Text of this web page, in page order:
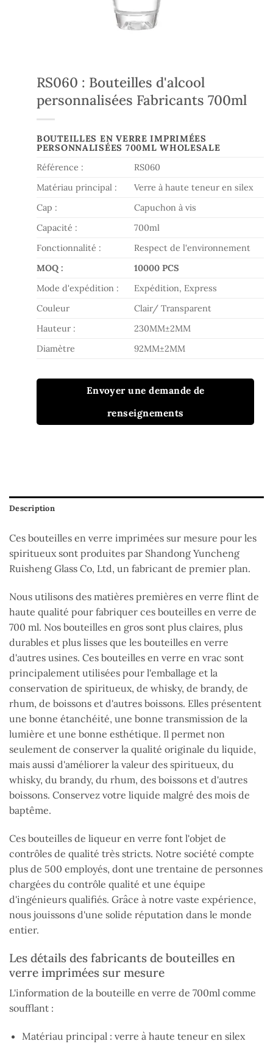
RS060 : Bouteilles d'alcool
personnalisées Fabricants 700ml
BOUTEILLES EN VERRE IMPRIMÉES
PERSONNALISÉES 700ML WHOLESALE
Référence :
RS060
Matériau principal :
Verre à haute teneur en silex
Cap :
Capuchon à vis
Capacité :
700ml
Fonctionnalité :
Respect de l'environnement
MOQ :
10000 PCS
Mode d'expédition :
Expédition, Express
Couleur
Clair/ Transparent
Hauteur :
230MM±2MM
Diamètre
92MM±2MM
Envoyer une demande de
renseignements
Description
Ces bouteilles en verre imprimées sur mesure pour les
spiritueux sont produites par Shandong Yuncheng
Ruisheng Glass Co, Ltd, un fabricant de premier plan.
Nous utilisons des matières premières en verre flint de
haute qualité pour fabriquer ces bouteilles en verre de
700 ml. Nos bouteilles en gros sont plus claires, plus
durables et plus lisses que les bouteilles en verre
d'autres usines. Ces bouteilles en verre en vrac sont
principalement utilisées pour l'emballage et la
conservation de spiritueux, de whisky, de brandy, de
rhum, de boissons et d'autres boissons. Elles présentent
une bonne étanchéité, une bonne transmission de la
lumière et une bonne esthétique. Il permet non
seulement de conserver la qualité originale du liquide,
mais aussi d'améliorer la valeur des spiritueux, du
whisky, du brandy, du rhum, des boissons et d'autres
boissons. Conservez votre liquide malgré des mois de
baptême.
Ces bouteilles de liqueur en verre font l'objet de
contrôles de qualité très stricts. Notre société compte
plus de 500 employés, dont une trentaine de personnes
chargées du contrôle qualité et une équipe
d'ingénieurs qualifiés. Grâce à notre vaste expérience,
nous jouissons d'une solide réputation dans le monde
entier.
Les détails des fabricants de bouteilles en
verre imprimées sur mesure
L'information de la bouteille en verre de 700ml comme
soufflant :
Matériau principal : verre à haute teneur en silex